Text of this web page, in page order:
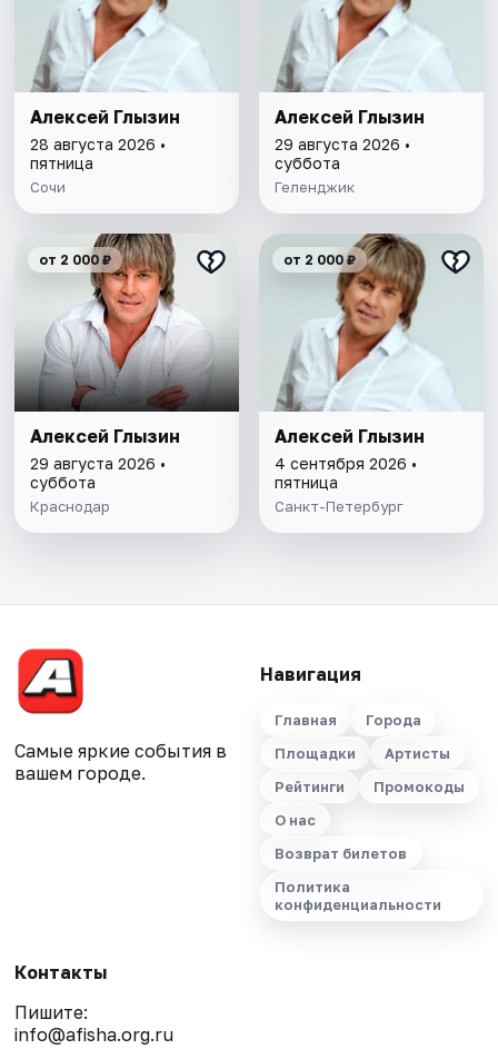
Алексей Глызин
28 августа 2026 •
пятница
Сочи
Алексей Глызин
29 августа 2026 •
суббота
Геленджик
от 2 000 ₽
Алексей Глызин
29 августа 2026 •
суббота
Краснодар
от 2 000 ₽
Алексей Глызин
4 сентября 2026 •
пятница
Санкт-Петербург
Самые яркие события в
вашем городе.
Навигация
Главная
Города
Площадки
Артисты
Рейтинги
Промокоды
О нас
Возврат билетов
Политика
конфиденциальности
Контакты
Пишите:
info@afisha.org.ru